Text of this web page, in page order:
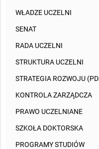
WŁADZE UCZELNI
SENAT
RADA UCZELNI
STRUKTURA UCZELNI
STRATEGIA ROZWOJU
KONTROLA ZARZĄDCZA
PRAWO UCZELNIANE
SZKOŁA DOKTORSKA
PROGRAMY STUDIÓW